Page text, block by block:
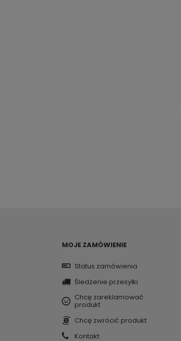
MOJE ZAMÓWIENIE
Status zamówienia
Śledzenie przesyłki
Chcę zareklamować
produkt
Chcę zwrócić produkt
Kontakt